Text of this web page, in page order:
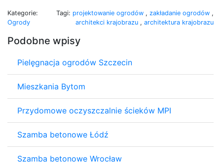
Kategorie:
Ogrody
Tagi: projektowanie ogrodów , zakładanie ogrodów ,
architekci krajobrazu , architektura krajobrazu
Podobne wpisy
Pielęgnacja ogrodów Szczecin
Mieszkania Bytom
Przydomowe oczyszczalnie ścieków MPI
Szamba betonowe Łódź
Szamba betonowe Wrocław